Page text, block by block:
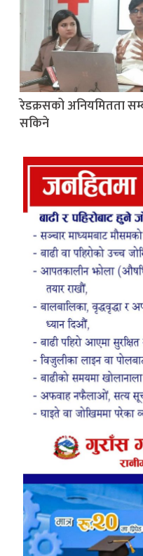
रेडक्रसको अनियमितता
सकिने